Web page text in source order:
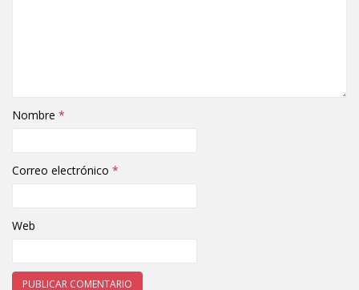
Nombre *
Correo electrónico *
Web